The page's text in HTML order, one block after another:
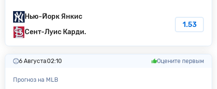
Нью-Йорк Янкис
Сент-Луис Карди.
1.53
6 Августа02:10 Оцените первым
Прогноз на MLB